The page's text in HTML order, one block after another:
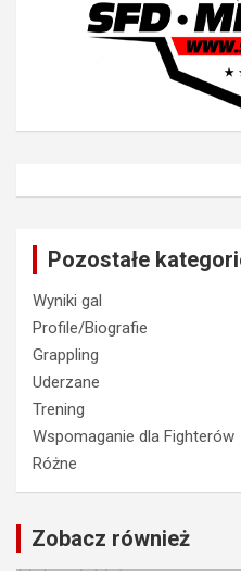
Pozostałe
Wyniki gal
Profile/Biografie
Grappling
Uderzane
Trening
Wspomaganie dla Fighterów
Różne
Zobacz również